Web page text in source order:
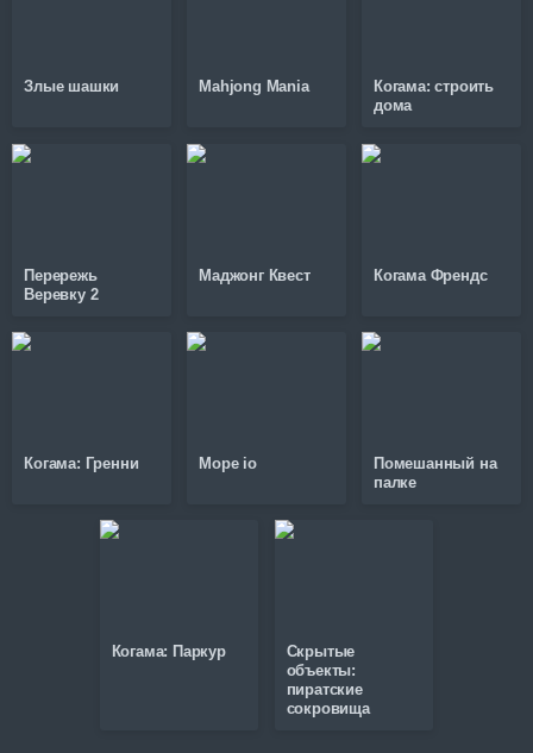
Злые шашки Mahjong Mania
Когама: строить
дома
Перережь
Веревку 2
Маджонг Квест Когама Френдс
Когама: Гренни Mope io
Помешанный на
палке
Когама: Паркур
Скрытые
объекты:
пиратские
сокровища